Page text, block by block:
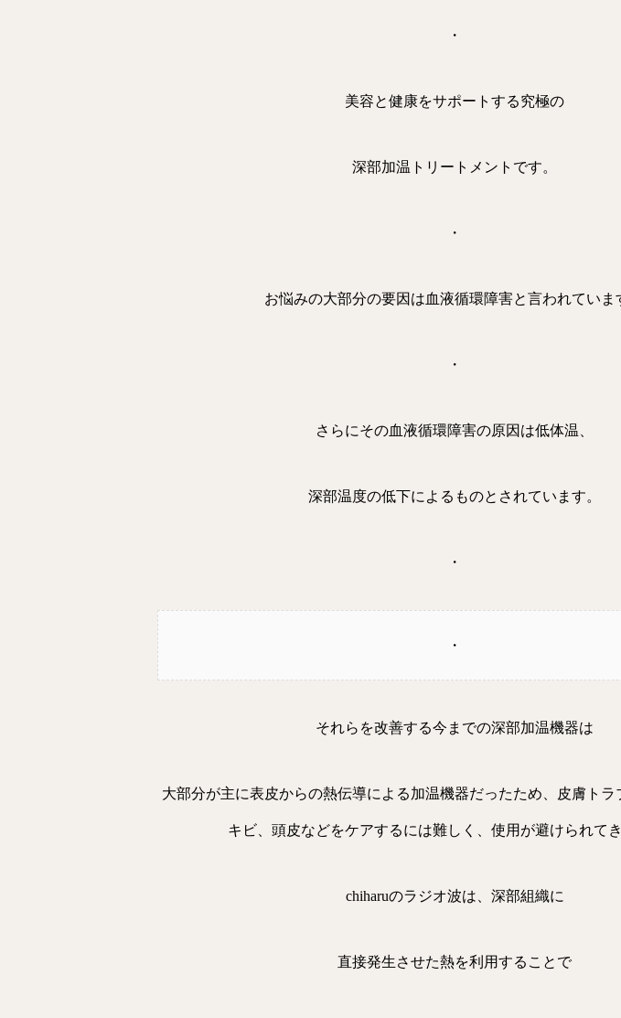
・
美容と健康をサポートする究極の
深部加温トリートメントです。
・
お悩みの大部分の要因は血液循環障害と言われていま
・
さらにその血液循環障害の原因は低体温、
深部温度の低下によるものとされています。
・
・
それらを改善する今までの深部加温機器は
大部分が主に表皮からの熱伝導による加温機器だったため、皮膚トラ
キビ、頭皮などをケアするには難しく、使用が避けられてき
chiharuのラジオ波は、深部組織に
直接発生させた熱を利用することで